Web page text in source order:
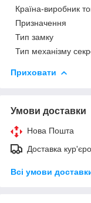
Країна-виробник
Призначення
Тип замку
Тип механізму
Приховати
Умови доставки
Нова Пошта
Доставка
Всі умови